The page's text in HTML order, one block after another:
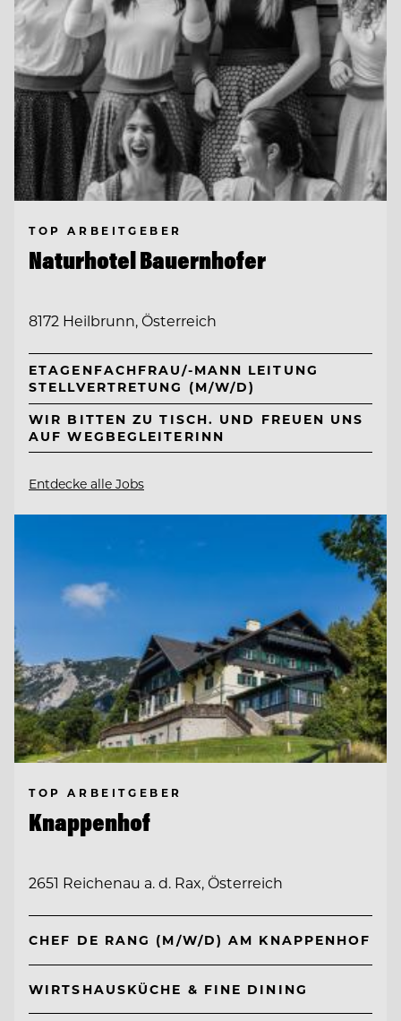
TOP ARBEITGEBER
Naturhotel Bauernhofer
8172 Heilbrunn, Österreich
ETAGENFACHFRAU/-MANN LEITUNG
STELLVERTRETUNG (M/W/D)
WIR BITTEN ZU TISCH. UND FREUEN UNS
AUF WEGBEGLEITERINN
Entdecke alle Jobs
TOP ARBEITGEBER
Knappenhof
2651 Reichenau a. d. Rax, Österreich
CHEF DE RANG (M/W/D) AM KNAPPENHOF
WIRTSHAUSKÜCHE & FINE DINING